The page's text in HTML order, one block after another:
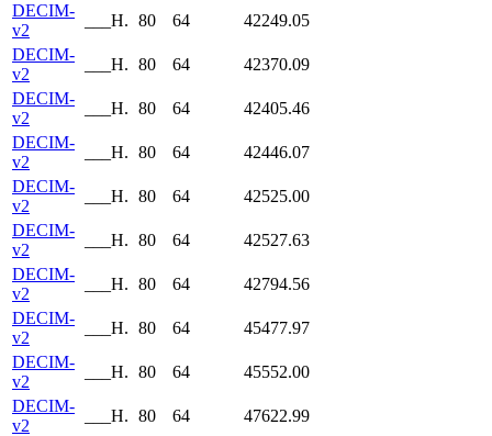
DECIM-
v2
___H. 80 64
42249.05
DECIM-
v2
___H. 80 64
42370.09
DECIM-
v2
___H. 80 64
42405.46
DECIM-
v2
___H. 80 64
42446.07
DECIM-
v2
___H. 80 64
42525.00
DECIM-
v2
___H. 80 64
42527.63
DECIM-
v2
___H. 80 64
42794.56
DECIM-
v2
___H. 80 64
45477.97
DECIM-
v2
___H. 80 64
45552.00
DECIM-
v2
___H. 80 64
47622.99